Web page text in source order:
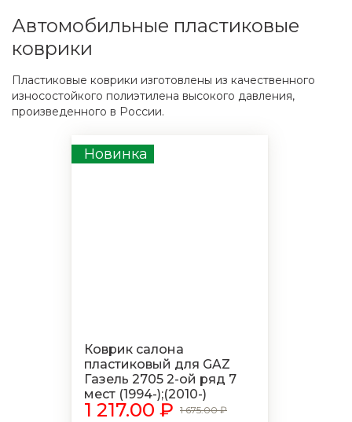
Автомобильные пластиковые
коврики
Пластиковые коврики изготовлены из качественного
износостойкого полиэтилена высокого давления,
произведенного в России.
Новинка
Коврик салона
пластиковый для GAZ
Газель 2705 2-ой ряд 7
мест (1994-);(2010-)
1 217.00 ₽ 1 675.00 ₽